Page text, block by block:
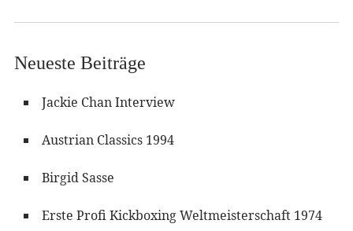
Neueste Beiträge
Jackie Chan Interview
Austrian Classics 1994
Birgid Sasse
Erste Profi Kickboxing Weltmeisterschaft 1974